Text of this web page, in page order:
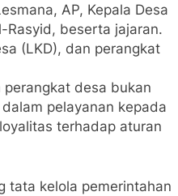
AP, Kepala Desa
Rasyid, beserta jajaran.
(LKD), dan perangkat
perangkat desa bukan
pelayanan kepada
terhadap aturan
tata kelola pemerintahan